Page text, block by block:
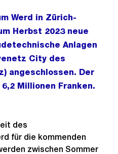
Werd in Zürich-
Herbst 2023 neue
Anlagen
City des
angeschlossen. Der
Millionen Franken.
des
für die kommenden
zwischen Sommer